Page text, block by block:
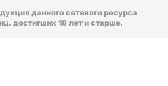
данного сетевого ресурса
достигших 18 лет и старше.